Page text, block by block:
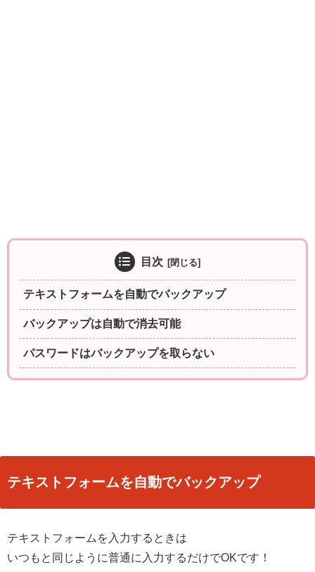
目次
テキストフォームを自動でバックアップ
バックアップは自動で消去可能
パスワードはバックアップを取らない
テキストフォームを自動でバックアップ
テキストフォームを入力するときは
いつもと同じように普通に入力するだけでOKです！